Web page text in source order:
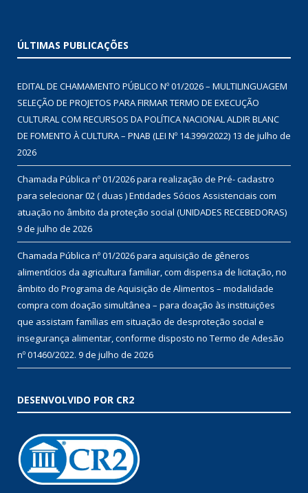
ÚLTIMAS PUBLICAÇÕES
EDITAL DE CHAMAMENTO PÚBLICO Nº 01/2026 – MULTILINGUAGEM
SELEÇÃO DE PROJETOS PARA FIRMAR TERMO DE EXECUÇÃO
CULTURAL COM RECURSOS DA POLÍTICA NACIONAL ALDIR BLANC
DE FOMENTO À CULTURA – PNAB (LEI Nº 14.399/2022) 13 de julho de
2026
Chamada Pública nº 01/2026 para realização de Pré- cadastro
para selecionar 02 ( duas ) Entidades Sócios Assistenciais com
atuação no âmbito da proteção social (UNIDADES RECEBEDORAS)
9 de julho de 2026
Chamada Pública nº 01/2026 para aquisição de gêneros
alimentícios da agricultura familiar, com dispensa de licitação, no
âmbito do Programa de Aquisição de Alimentos – modalidade
compra com doação simultânea – para doação às instituições
que assistam famílias em situação de desproteção social e
insegurança alimentar, conforme disposto no Termo de Adesão
nº 01460/2022. 9 de julho de 2026
DESENVOLVIDO POR CR2